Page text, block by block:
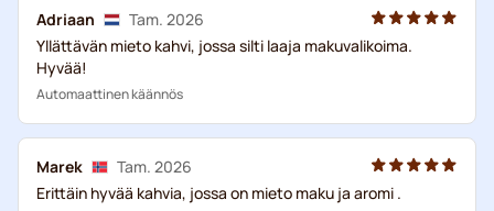
Adriaan
Tam. 2026
Yllättävän mieto kahvi, jossa silti laaja makuvalikoima.
Hyvää!
Automaattinen käännös
Marek
Tam. 2026
Erittäin hyvää kahvia, jossa on mieto maku ja aromi .